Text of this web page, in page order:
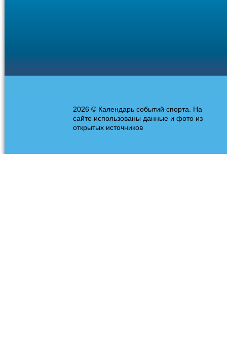
2026 © Календарь событий спорта. На
сайте использованы данные и фото из
открытых источников